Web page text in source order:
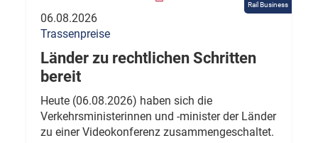
Rail Business
06.08.2026
Trassenpreise
Länder zu rechtlichen Schritten
bereit
Heute (06.08.2026) haben sich die
Verkehrsministerinnen und -minister der Länder
zu einer Videokonferenz zusammengeschaltet.